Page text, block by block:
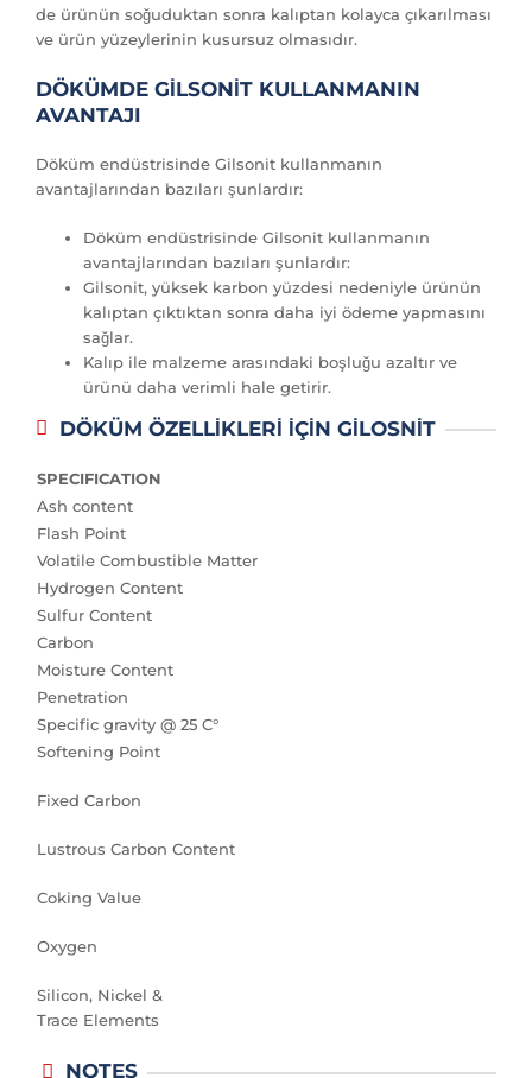
de ürünün soğuduktan sonra kalıptan kolayca çıkarılması
ve ürün yüzeylerinin kusursuz olmasıdır.
DÖKÜMDE GİLSONİT KULLANMANIN
AVANTAJI
Döküm endüstrisinde Gilsonit kullanmanın
avantajlarından bazıları şunlardır:
Döküm endüstrisinde Gilsonit kullanmanın
avantajlarından bazıları şunlardır:
Gilsonit, yüksek karbon yüzdesi nedeniyle ürünün
kalıptan çıktıktan sonra daha iyi ödeme yapmasını
sağlar.
Kalıp ile malzeme arasındaki boşluğu azaltır ve
ürünü daha verimli hale getirir.
DÖKÜM ÖZELLİKLERİ İÇİN GİLOSNİT
SPECIFICATION
Ash content
Flash Point
Volatile Combustible Matter
Hydrogen Content
Sulfur Content
Carbon
Moisture Content
Penetration
Specific gravity @ 25 C°
Softening Point
Fixed Carbon
Lustrous Carbon Content
Coking Value
Oxygen
Silicon, Nickel &
Trace Elements
NOTES